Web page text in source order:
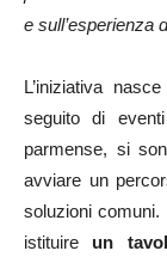
e sull’esperienza
L’iniziativa
seguito di
parmense, si
avviare un
soluzioni
istituire un